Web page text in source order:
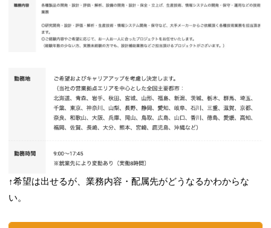
↑希望は出せるが、業務内容・配属先がどうなるかわからな
い。